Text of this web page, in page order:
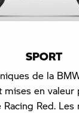
SPORT
de la
mises en valeur
Red.